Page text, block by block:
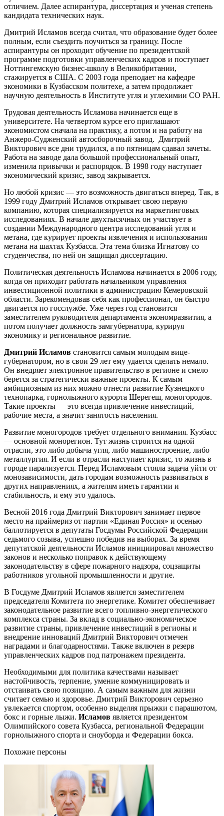
отличием. Далее аспирантура, диссертация и ученая степень
кандидата технических наук.
Дмитрий Исламов всегда считал, что образование будет более
полным, если съездить поучиться за границу. После
аспирантуры он проходит обучение по президентской
программе подготовки управленческих кадров и поступает
Ноттингемскую бизнес-школу в Великобритании,
стажируется в США. С 2003 года преподает на кафедре
экономики в Кузбасском политехе, а затем продолжает
научную деятельность в Институте угля и углехимии СО РАН.
Трудовая деятельность Исламова начинается еще в
университете. На четвертом курсе его приглашают
экономистом сначала на практику, а потом и на работу на
Анжеро-Судженский автосборочный завод. Дмитрий
Викторович все дни трудился, а по пятницам сдавал зачеты.
Работа на заводе дала большой профессиональный опыт,
изменила привычки и распорядок. В 1998 году наступает
экономический кризис, завод закрывается.
Но любой кризис — это возможность двигаться вперед. Так, в
1999 году Дмитрий Исламов открывает свою первую
компанию, которая специализируется на маркетинговых
исследованиях. В начале двухтысячных он участвует в
создании Международного центра исследований угля и
метана, где курирует проекты извлечения и использования
метана на шахтах Кузбасса. Эта тема близка Игнатову со
студенчества, по ней он защищал диссертацию.
Политическая деятельность Исламова начинается в 2006 году,
когда он приходит работать начальником управления
инвестиционной политики в администрацию Кемеровской
области. Зарекомендовав себя как профессионал, он быстро
двигается по госслужбе. Уже через год становится
заместителем руководителя департамента экономразвития, а
потом получает должность замгубернатора, курируя
экономику и региональное развитие.
Дмитрий Исламов становится самым молодым вице-
губернатором, но в свои 29 лет ему удается сделать немало.
Он внедряет электронное правительство в регионе и смело
берется за стратегически важные проекты. К самым
амбициозным из них можно отнести развитие Кузнецкого
технопарка, горнолыжного курорта Шерегеш, моногородов.
Такие проекты — это всегда привлечение инвестиций,
рабочие места, а значит занятость населения.
Развитие моногородов требует отдельного внимания. Кузбасс
— основной монорегион. Тут жизнь строится на одной
отрасли, это либо добыча угля, либо машиностроение, либо
металлургия. И если в отрасли наступает кризис, то жизнь в
городе парализуется. Перед Исламовым стояла задача уйти от
монозависимости, дать городам возможность развиваться в
других направлениях, а жителям иметь гарантии и
стабильность, и ему это удалось.
Весной 2016 года Дмитрий Викторович занимает первое
место на праймериз от партии «Единая Россия» и осенью
баллотируется в депутаты Госдумы Российской Федерации
седьмого созыва, успешно победив на выборах. За время
депутатской деятельности Исламов инициировал множество
законов и несколько поправок к действующему
законодательству в сфере пожарного надзора, соцзащиты
работников угольной промышленности и другие.
В Госдуме Дмитрий Исламов является заместителем
председателя Комитета по энергетике. Комитет обеспечивает
законодательное развитие всего топливно-энергетического
комплекса страны. За вклад в социально-экономическое
развитие страны, привлечение инвестиций в регионы и
внедрение инноваций Дмитрий Викторович отмечен
наградами и благодарностями. Также включен в резерв
управленческих кадров под патронажем президента.
Необходимыми для политика качествами называет
настойчивость, терпение, умение коммуницировать и
отстаивать свою позицию. А самым важным для жизни
считает семью и здоровье. Дмитрий Викторович серьезно
увлекается спортом, особенно выделяя прыжки с парашютом,
бокс и горные лыжи. Исламов является президентом
Олимпийского совета Кузбасса, региональной Федерации
горнолыжного спорта и сноуборда и Федерации бокса.
Похожие персоны